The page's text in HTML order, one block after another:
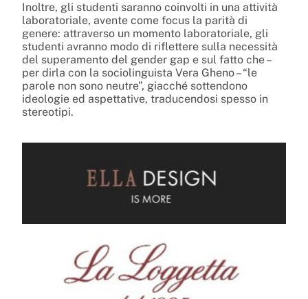
Inoltre, gli studenti saranno coinvolti in una attività
laboratoriale, avente come focus la parità di
genere: attraverso un momento laboratoriale, gli
studenti avranno modo di riflettere sulla necessità
del superamento del gender gap e sul fatto che –
per dirla con la sociolinguista Vera Gheno – “le
parole non sono neutre”, giacché sottendono
ideologie ed aspettative, traducendosi spesso in
stereotipi.